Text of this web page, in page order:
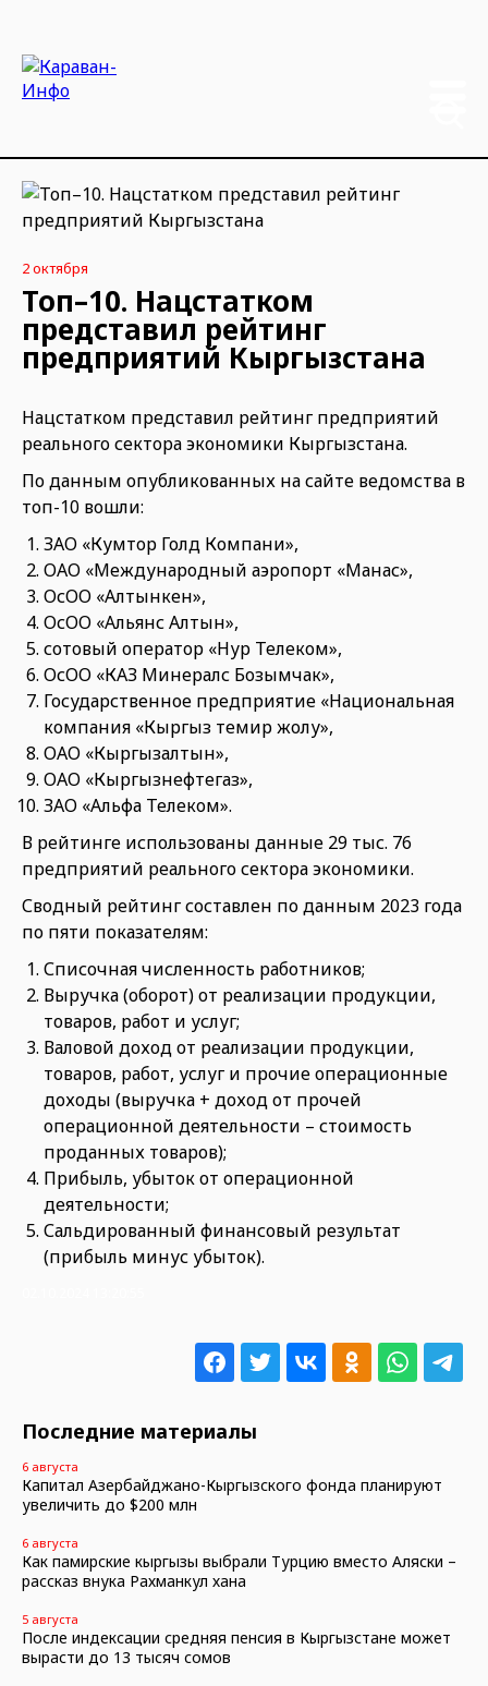
2 октября
Топ–10. Нацстатком
представил рейтинг
предприятий Кыргызстана
Нацстатком представил рейтинг предприятий
реального сектора экономики Кыргызстана.
По данным опубликованных на сайте ведомства в
топ-10 вошли:
ЗАО «Кумтор Голд Компани»,
ОАО «Международный аэропорт «Манас»,
ОсОО «Алтынкен»,
ОсОО «Альянс Алтын»,
сотовый оператор «Нур Телеком»,
ОсОО «КАЗ Минералс Бозымчак»,
Государственное предприятие «Национальная
компания «Кыргыз темир жолу»,
ОАО «Кыргызалтын»,
ОАО «Кыргызнефтегаз»,
ЗАО «Альфа Телеком».
В рейтинге использованы данные 29 тыс. 76
предприятий реального сектора экономики.
Сводный рейтинг составлен по данным 2023 года
по пяти показателям:
Списочная численность работников;
Выручка (оборот) от реализации продукции,
товаров, работ и услуг;
Валовой доход от реализации продукции,
товаров, работ, услуг и прочие операционные
доходы (выручка + доход от прочей
операционной деятельности – стоимость
проданных товаров);
Прибыль, убыток от операционной
деятельности;
Сальдированный финансовый результат
(прибыль минус убыток).
Последние материалы
6 августа
Капитал Азербайджано-Кыргызского фонда планируют
увеличить до $200 млн
6 августа
Как памирские кыргызы выбрали Турцию вместо Аляски –
рассказ внука Рахманкул хана
5 августа
После индексации средняя пенсия в Кыргызстане может
вырасти до 13 тысяч сомов